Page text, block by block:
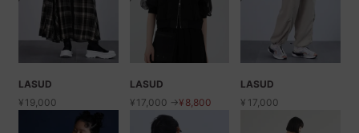
LASUD
¥19,000
LASUD
¥17,000 →¥8,800
LASUD
¥17,000